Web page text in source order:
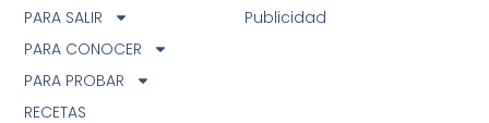
Publicidad
PARA SALIR
PARA CONOCER
PARA PROBAR
RECETAS